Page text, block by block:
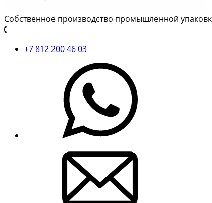
Собственное производство промышленной
+7 812 200 46 03